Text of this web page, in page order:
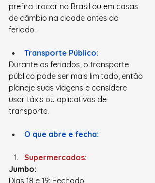
prefira trocar no Brasil ou em casas
de câmbio na cidade antes do
feriado.
Transporte Público:
Durante os feriados, o transporte
público pode ser mais limitado, então
planeje suas viagens e considere
usar táxis ou aplicativos de
transporte.
O que abre e fecha:
Supermercados:
Jumbo:
Dias 18 e 19: Fechado